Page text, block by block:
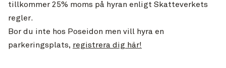
tillkommer 25% moms på hyran enligt Skatteverkets
regler.
Bor du inte hos Poseidon men vill hyra en
parkeringsplats, registrera dig här!